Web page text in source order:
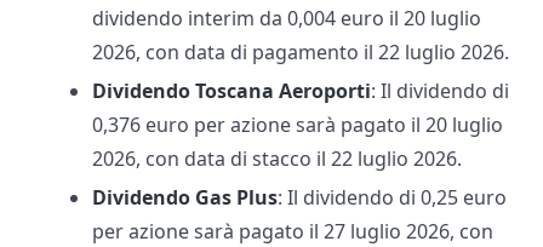
dividendo interim da 0,004 euro il 20 luglio
2026, con data di pagamento il 22 luglio 2026.
Dividendo Toscana Aeroporti: Il dividendo di
0,376 euro per azione sarà pagato il 20 luglio
2026, con data di stacco il 22 luglio 2026. ​
Dividendo Gas Plus: Il dividendo di 0,25 euro
per azione sarà pagato il 27 luglio 2026, con